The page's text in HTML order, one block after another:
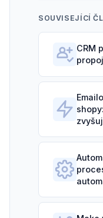
SOUVISEJÍCÍ
CRM